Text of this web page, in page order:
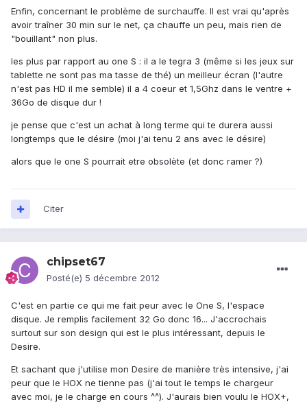
Enfin, concernant le problème de surchauffe. Il est vrai qu'après
avoir traîner 30 min sur le net, ça chauffe un peu, mais rien de
"bouillant" non plus.
les plus par rapport au one S : il a le tegra 3 (même si les jeux sur
tablette ne sont pas ma tasse de thé) un meilleur écran (l'autre
n'est pas HD il me semble) il a 4 coeur et 1,5Ghz dans le ventre +
36Go de disque dur !
je pense que c'est un achat à long terme qui te durera aussi
longtemps que le désire (moi j'ai tenu 2 ans avec le désire)
alors que le one S pourrait etre obsolète (et donc ramer ?)
Citer
chipset67
Posté(e) 5 décembre 2012
C'est en partie ce qui me fait peur avec le One S, l'espace
disque. Je remplis facilement 32 Go donc 16... J'accrochais
surtout sur son design qui est le plus intéressant, depuis le
Desire.
Et sachant que j'utilise mon Desire de manière très intensive, j'ai
peur que le HOX ne tienne pas (j'ai tout le temps le chargeur
avec moi, je le charge en cours ^^). J'aurais bien voulu le HOX+,